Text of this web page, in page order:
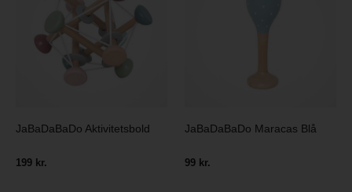
JaBaDaBaDo Aktivitetsbold
199 kr.
JaBaDaBaDo Maracas Blå
99 kr.